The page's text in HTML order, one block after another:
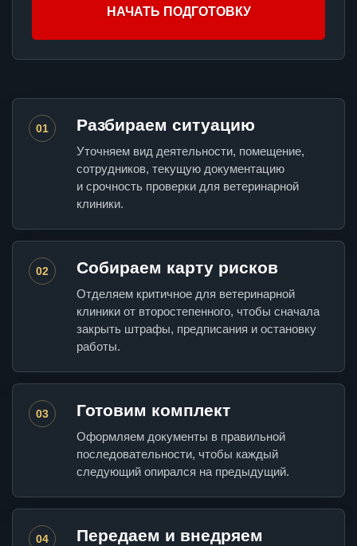
НАЧАТЬ ПОДГОТОВКУ
01 Разбираем ситуацию
Уточняем вид деятельности, помещение,
сотрудников, текущую документацию
и срочность проверки для ветеринарной
клиники.
02 Собираем карту рисков
Отделяем критичное для ветеринарной
клиники от второстепенного, чтобы сначала
закрыть штрафы, предписания и остановку
работы.
03 Готовим комплект
Оформляем документы в правильной
последовательности, чтобы каждый
следующий опирался на предыдущий.
04 Передаем и внедряем